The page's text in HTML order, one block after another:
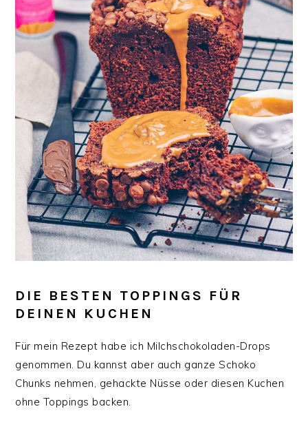
DIE BESTEN TOPPINGS FÜR
DEINEN KUCHEN
Für mein Rezept habe ich Milchschokoladen-Drops
genommen. Du kannst aber auch ganze Schoko
Chunks nehmen, gehackte Nüsse oder diesen Kuchen
ohne Toppings backen.